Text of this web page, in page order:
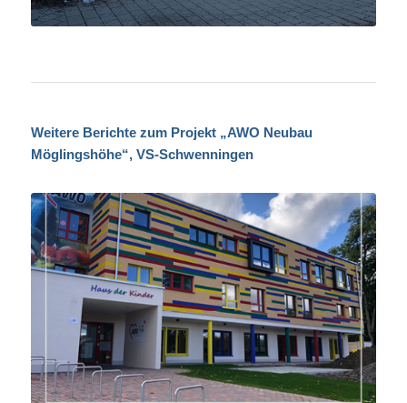
Weitere Berichte zum Projekt „AWO Neubau
Möglingshöhe“, VS-Schwenningen